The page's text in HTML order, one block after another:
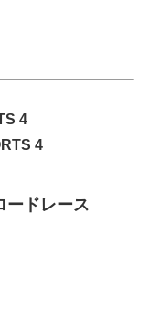
4
4
ードレース